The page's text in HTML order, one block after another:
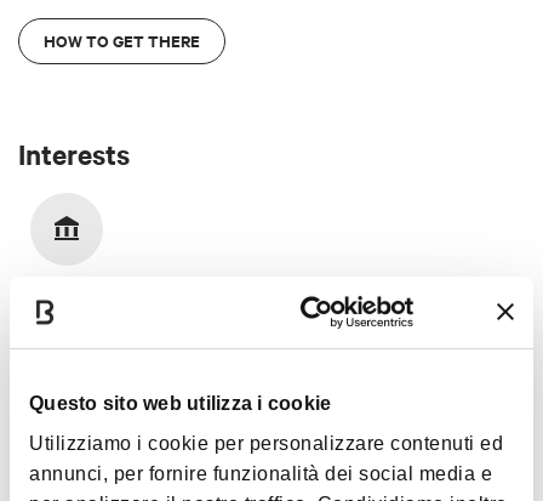
Questo sito web utilizza i cookie
Utilizziamo i cookie per personalizzare contenuti ed
annunci, per fornire funzionalità dei social media e
HOW TO GET THERE
Interests
Images